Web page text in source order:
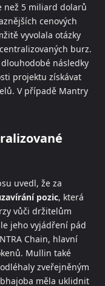
než 5 miliard dolarů
cenových
vyvolala otázky
burz.
následky
projektu získávat
V případě Mantry
uvedl, že za
pozic, která
vůči držitelům
jeho vyjádření pád
Chain, hlavní
Mullin také
zveřejněným
měla uklidnit